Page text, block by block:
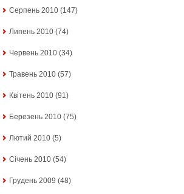
Серпень 2010 (147)
Липень 2010 (74)
Червень 2010 (34)
Травень 2010 (57)
Квітень 2010 (91)
Березень 2010 (75)
Лютий 2010 (5)
Січень 2010 (54)
Грудень 2009 (48)